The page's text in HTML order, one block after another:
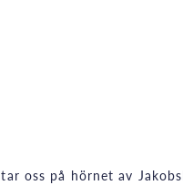
oss på hörnet av